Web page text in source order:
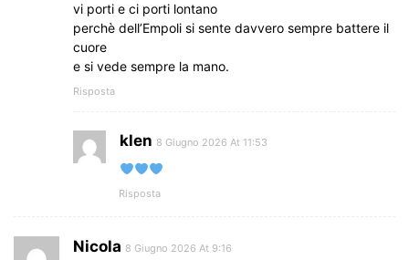
vi porti e ci porti lontano
perchè dell’Empoli si sente davvero sempre battere il
cuore
e si vede sempre la mano.
Risposta
klen 8 Giugno 2026 At 11:53
Risposta
Nicola 8 Giugno 2026 At 9:16